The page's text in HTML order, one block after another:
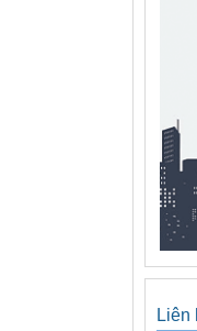
Liên